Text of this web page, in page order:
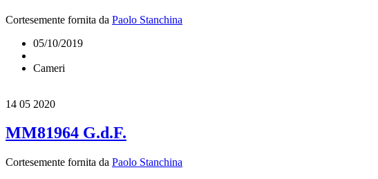
Cortesemente fornita da Paolo Stanchina
05/10/2019
Cameri
14 05 2020
MM81964 G.d.F.
Cortesemente fornita da Paolo Stanchina